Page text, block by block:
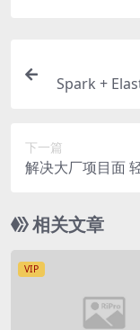
Spark +
下一篇
解决大厂项目面
相关文章
VIP